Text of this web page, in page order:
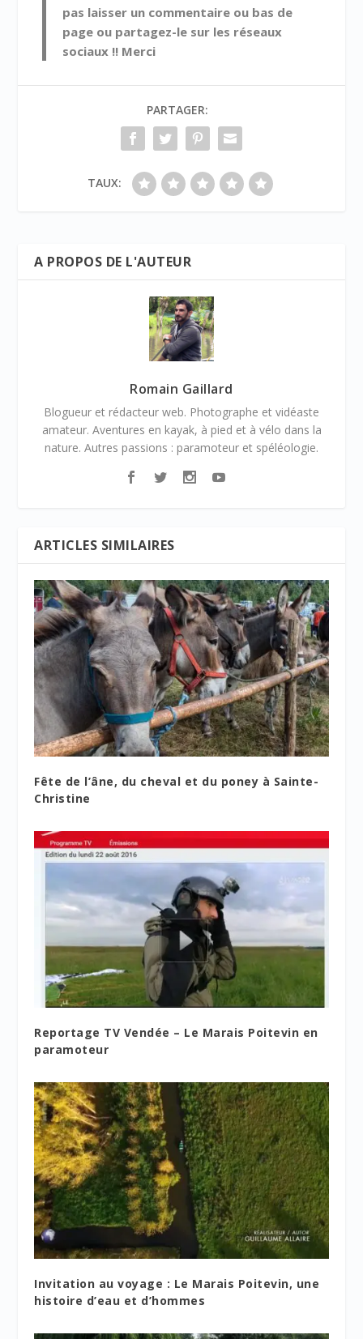
pas laisser un commentaire ou bas de
page ou partagez-le sur les réseaux
sociaux !! Merci
PARTAGER:
TAUX:
A PROPOS DE L'AUTEUR
Romain Gaillard
Blogueur et rédacteur web. Photographe et vidéaste
amateur. Aventures en kayak, à pied et à vélo dans la
nature. Autres passions : paramoteur et spéléologie.
ARTICLES SIMILAIRES
Fête de l’âne, du cheval et du poney à Sainte-
Christine
Reportage TV Vendée – Le Marais Poitevin en
paramoteur
Invitation au voyage : Le Marais Poitevin, une
histoire d’eau et d’hommes